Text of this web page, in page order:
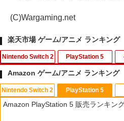
(C)Wargaming.net
楽天市場 ゲーム/アニメ ランキング
Nintendo Switch 2
1
【当店独自
【新品】【
ぬいポー
PlayStation 5
1
PS5 スティ
交換用 ステ
ローラー /
1 【中古】ト
1
【中古】【
らけの家
Amazon ゲーム/アニメ ランキング
Nintendo Switch 2 PlayStation 5
Amazon PlayStation 5 販売ランキン